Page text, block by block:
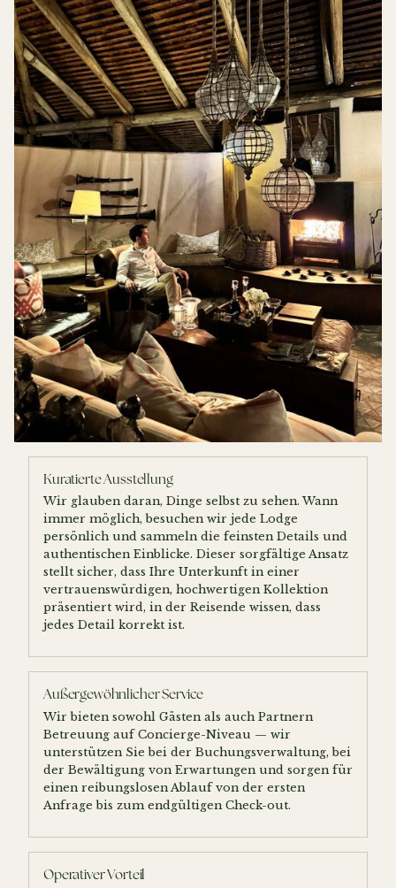
Kuratierte Ausstellung
Wir glauben daran, Dinge selbst zu sehen. Wann
immer möglich, besuchen wir jede Lodge
persönlich und sammeln die feinsten Details und
authentischen Einblicke. Dieser sorgfältige Ansatz
stellt sicher, dass Ihre Unterkunft in einer
vertrauenswürdigen, hochwertigen Kollektion
präsentiert wird, in der Reisende wissen, dass
jedes Detail korrekt ist.
Außergewöhnlicher Service
Wir bieten sowohl Gästen als auch Partnern
Betreuung auf Concierge-Niveau — wir
unterstützen Sie bei der Buchungsverwaltung, bei
der Bewältigung von Erwartungen und sorgen für
einen reibungslosen Ablauf von der ersten
Anfrage bis zum endgültigen Check-out.
Operativer Vorteil